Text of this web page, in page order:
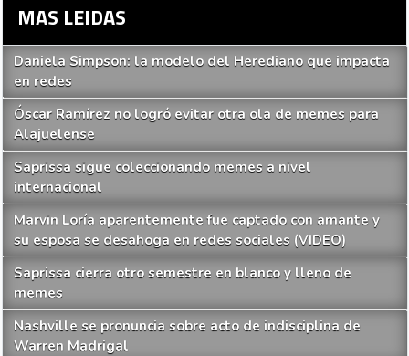
MAS LEIDAS
Daniela Simpson: la modelo del Herediano que impacta
en redes
Óscar Ramírez no logró evitar otra ola de memes para
Alajuelense
Saprissa sigue coleccionando memes a nivel
internacional
Marvin Loría aparentemente fue captado con amante y
su esposa se desahoga en redes sociales (VIDEO)
Saprissa cierra otro semestre en blanco y lleno de
memes
Nashville se pronuncia sobre acto de indisciplina de
Warren Madrigal